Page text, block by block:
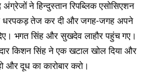
ने हिन्दुस्तान रिपब्लिक एसोसिएशन
धरपकड़ तेज कर दी और जगह-जगह अपने
भगत सिंह और सुखदेव लाहौर पहुंच गए।
किशन सिंह ने एक खटाल खोल दिया और
और दूध का कारोबार करो।